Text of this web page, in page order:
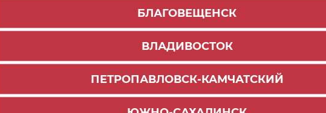
БЛАГОВЕЩЕНСК
ВЛАДИВОСТОК
ПЕТРОПАВЛОВСК-КАМЧАТСКИЙ
ДОБАВИТЬ В КОРЗИНУ
295.1